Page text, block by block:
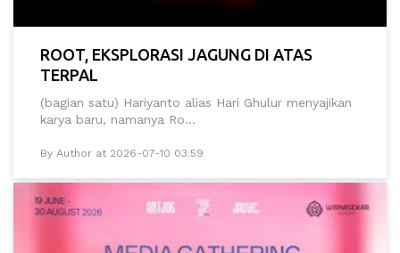
ROOT, EKSPLORASI JAGUNG DI ATAS
TERPAL
(bagian satu) Hariyanto alias Hari Ghulur menyajikan
karya baru, namanya Ro...
By Author at 2026-07-10 03:59